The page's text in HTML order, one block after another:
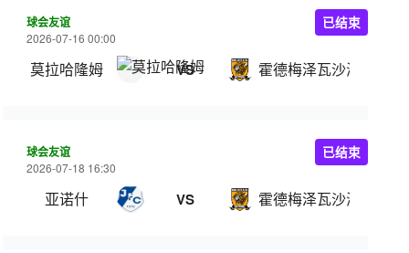
球会友谊
2026-07-16 00:00
莫拉哈隆姆 VS 霍德梅泽瓦沙海伊
已结束
球会友谊
2026-07-18 16:30
亚诺什 VS 霍德梅泽瓦沙海伊
已结束